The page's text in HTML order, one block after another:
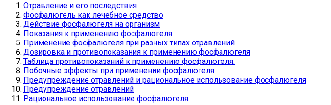
Отравление и его последствия
Фосфалюгель как лечебное средство
Действие фосфалюгеля на организм
Показания к применению фосфалюгеля
Применение фосфалюгеля при разных типах отравлений
Дозировка и противопоказания к применению фосфалюгеля
Таблица противопоказаний к применению фосфалюгеля:
Побочные эффекты при применении фосфалюгеля
Предупреждение отравлений и рациональное использование фосфалюгеля
Предупреждение отравлений
Рациональное использование фосфалюгеля